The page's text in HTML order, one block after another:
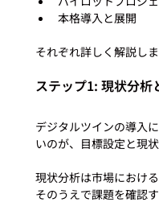
本格導入と展開
ステップ1: 現状分析
デジタルツインの導入
いのが、目標設定と現状
現状分析は市場におけ
そのうえで課題を確認